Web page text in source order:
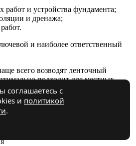
работ и устройства фундамента;
и дренажа;
и наиболее ответственный
всего возводят ленточный
подходит для местных
основу для дома.
соглашаетесь с
и политикой
.